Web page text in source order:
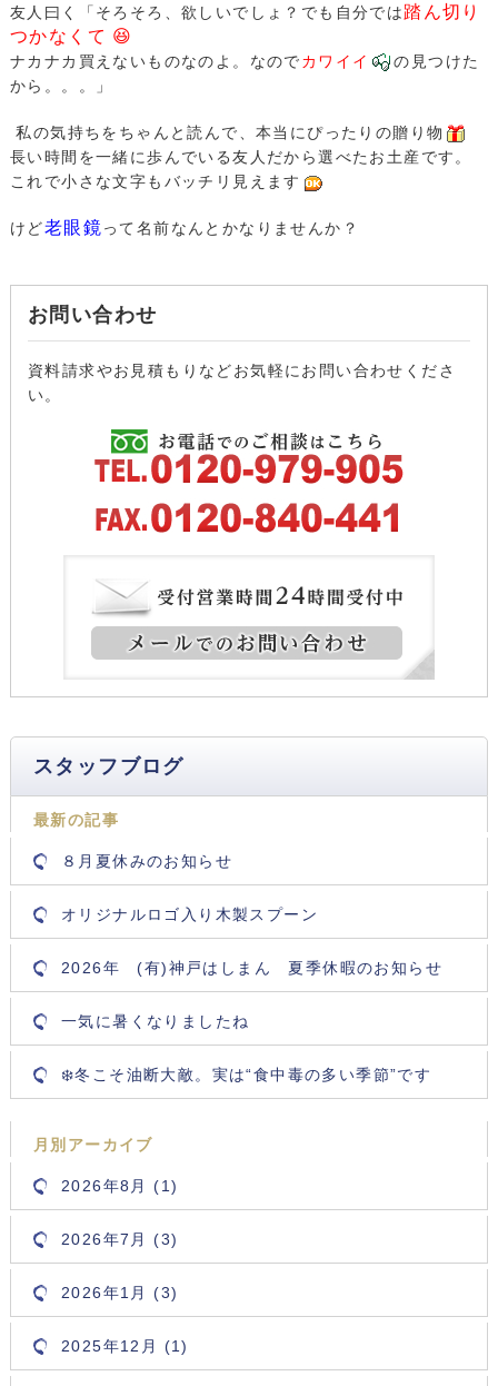
友人曰く「そろそろ、欲しいでしょ？でも自分では踏ん切り
つかなくて 😆
ナカナカ買えないものなのよ。なのでカワイイ
の見つけた
から。。。」
私の気持ちをちゃんと読んで、本当にぴったりの贈り物
長い時間を一緒に歩んでいる友人だから選べたお土産です。
これで小さな文字もバッチリ見えます
けど老眼鏡って名前なんとかなりませんか？
お問い合わせ
資料請求やお見積もりなどお気軽にお問い合わせくださ
い。
スタッフブログ
最新の記事
８月夏休みのお知らせ
オリジナルロゴ入り木製スプーン
2026年 (有)神戸はしまん 夏季休暇のお知らせ
一気に暑くなりましたね
❄️冬こそ油断大敵。実は“食中毒の多い季節”です
月別アーカイブ
2026年8月 (1)
2026年7月 (3)
2026年1月 (3)
2025年12月 (1)